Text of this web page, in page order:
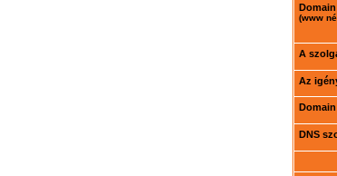
(www
A
Az
DNS